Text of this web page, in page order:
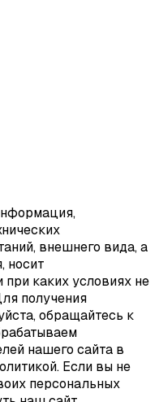
внешнего вида, а
носит
каких условиях не
получения
обращайтесь к
нашего сайта в
Если вы не
персональных